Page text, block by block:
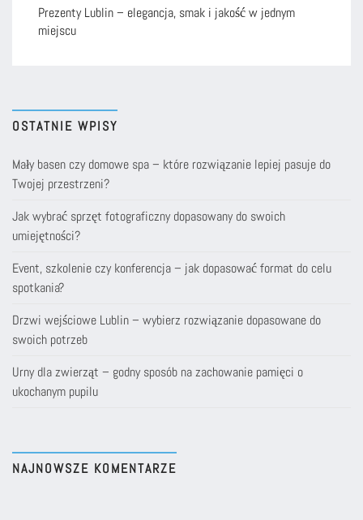
Prezenty Lublin – elegancja, smak i jakość w jednym
miejscu
OSTATNIE WPISY
Mały basen czy domowe spa – które rozwiązanie lepiej pasuje do
Twojej przestrzeni?
Jak wybrać sprzęt fotograficzny dopasowany do swoich
umiejętności?
Event, szkolenie czy konferencja – jak dopasować format do celu
spotkania?
Drzwi wejściowe Lublin – wybierz rozwiązanie dopasowane do
swoich potrzeb
Urny dla zwierząt – godny sposób na zachowanie pamięci o
ukochanym pupilu
NAJNOWSZE KOMENTARZE